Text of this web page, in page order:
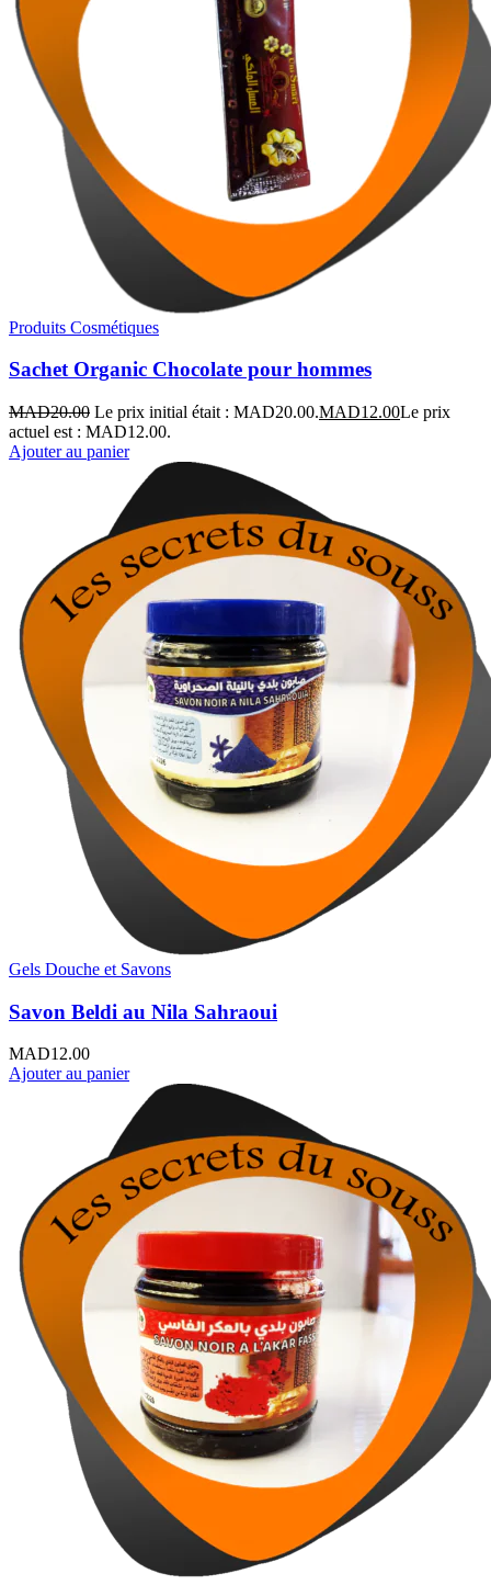
Produits Cosmétiques
Sachet Organic Chocolate pour hommes
MAD20.00 Le prix initial était : MAD20.00.MAD12.00Le prix
actuel est : MAD12.00.
Ajouter au panier
Gels Douche et Savons
Savon Beldi au Nila Sahraoui
MAD12.00
Ajouter au panier